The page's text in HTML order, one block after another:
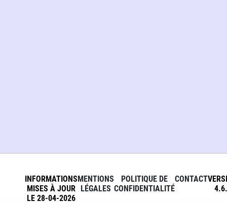
INFORMATIONS
MISES À JOUR
LE 28-04-2026
MENTIONS
LÉGALES
POLITIQUE DE
CONFIDENTIALITÉ
CONTACT